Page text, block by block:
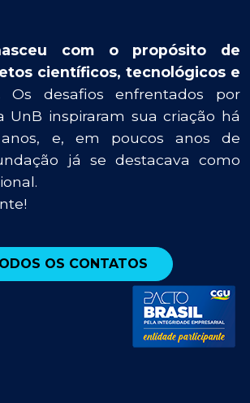
com o propósito de
científicos, tecnológicos e
Os desafios enfrentados por
UnB inspiraram sua criação há
e, em poucos anos de
já se destacava como
OS CONTATOS